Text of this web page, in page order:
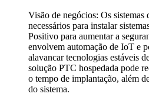
Visão de negócios: Os sistemas
necessários para instalar
Positivo para aumentar a
envolvem automação de IoT e
alavancar tecnologias estáveis
solução PTC hospedada pode
o tempo de implantação, além
do sistema.